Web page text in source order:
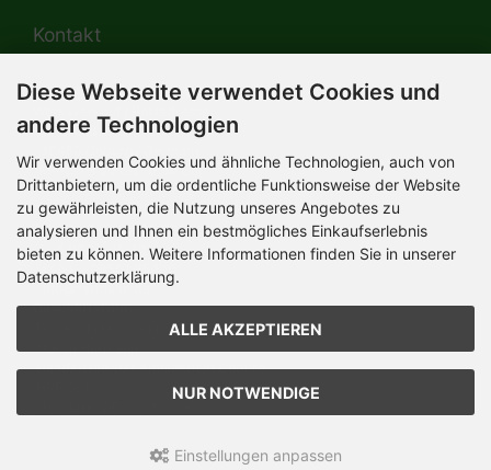
Kontakt
HERMANN-Spielwaren GmbH
Werksverkauf / Postadresse:
Im Grund 9-11
Mo-Do 8.00 bis 16.30 Uhr
Bürozeiten:
Mo-Do 8.00 bis 16.30 Uhr
Fr 8.00 bis 12.30 Uhr
+49 (0) 09561 85900
info@hermann.de
Geschäftsführer
Martin Hermann
Handelsregister Amtsgericht Coburg
Diese Webseite verwendet Cookies und
andere Technologien
Wir verwenden Cookies und ähnliche Technologien, auch von
Drittanbietern, um die ordentliche Funktionsweise der Website
zu gewährleisten, die Nutzung unseres Angebotes zu
analysieren und Ihnen ein bestmögliches Einkaufserlebnis
bieten zu können. Weitere Informationen finden Sie in unserer
Datenschutzerklärung.
ALLE AKZEPTIEREN
NUR NOTWENDIGE
Einstellungen anpassen